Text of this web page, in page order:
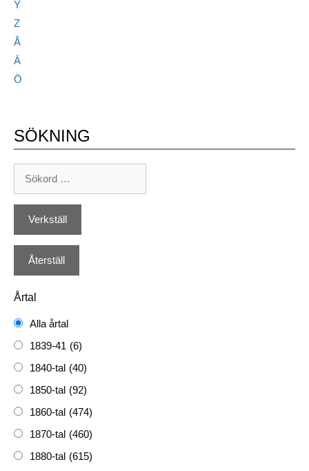
Y
Z
Å
Ä
Ö
SÖKNING
Årtal
Alla årtal
1839-41 (6)
1840-tal (40)
1850-tal (92)
1860-tal (474)
1870-tal (460)
1880-tal (615)